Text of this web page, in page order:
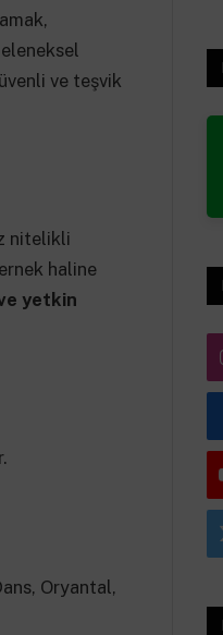
ve teşvik
nitelikli
haline
yetkin
Oryantal,